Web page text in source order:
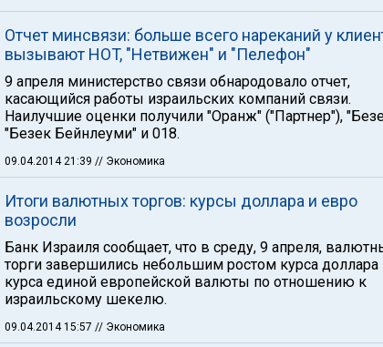
Отчет минсвязи: больше всего нареканий у
вызывают HOT, "Нетвижен" и "Пелефон"
9 апреля министерство связи обнародовало отчет,
касающийся работы израильских компаний связи.
Наилучшие оценки получили "Оранж" ("Партнер"),
"Безек Бейнлеуми" и 018.
09.04.2014 21:39 // Экономика
Итоги валютных торгов: курсы доллара и евро
возросли
Банк Израиля сообщает, что в среду, 9 апреля,
торги завершились небольшим ростом курса доллара
курса единой европейской валюты по отношению к
израильскому шекелю.
09.04.2014 15:57 // Экономика